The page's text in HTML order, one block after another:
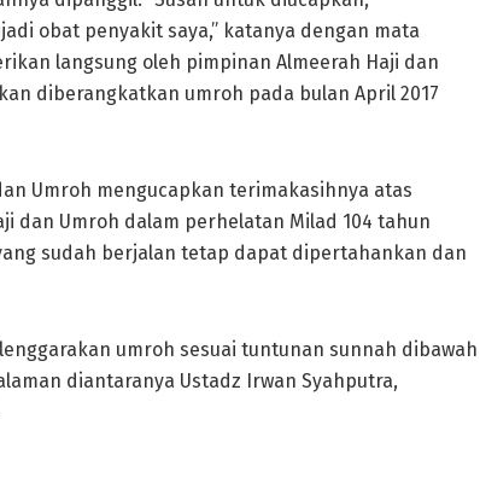
obat penyakit saya,” katanya dengan mata
langsung oleh pimpinan Almeerah Haji dan
diberangkatkan umroh pada bulan April 2017
Umroh mengucapkan terimakasihnya atas
dan Umroh dalam perhelatan Milad 104 tahun
sudah berjalan tetap dapat dipertahankan dan
umroh sesuai tuntunan sunnah dibawah
diantaranya Ustadz Irwan Syahputra,